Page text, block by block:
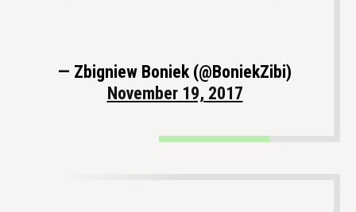
— Zbigniew Boniek (@BoniekZibi)
November 19, 2017